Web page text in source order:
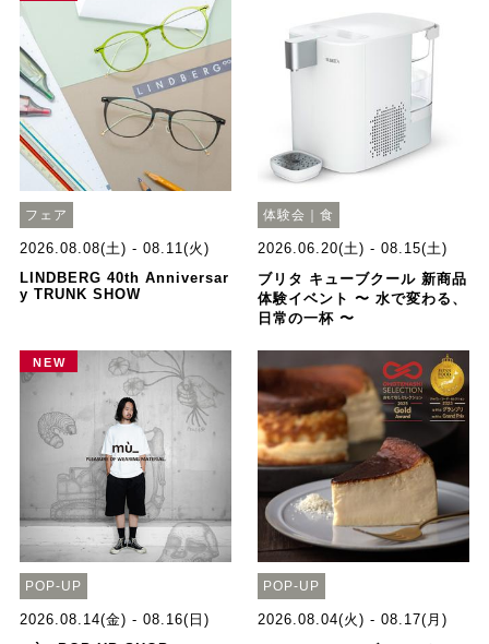
フェア
2026.08.08(土) - 08.11(火)
LINDBERG 40th Anniversar
y TRUNK SHOW
体験会｜食
2026.06.20(土) - 08.15(土)
ブリタ キューブクール 新商品
体験イベント 〜 水で変わる、
日常の一杯 〜
NEW
POP-UP
2026.08.14(金) - 08.16(日)
POP-UP
2026.08.04(火) - 08.17(月)